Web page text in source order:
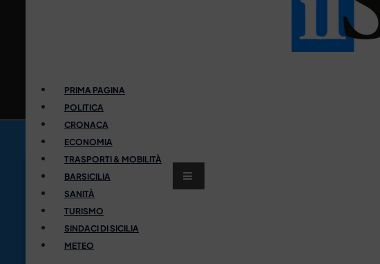
PRIMA PAGINA
POLITICA
CRONACA
ECONOMIA
TRASPORTI & MOBILITÀ
BARSICILIA
SANITÀ
TURISMO
SINDACI DI SICILIA
METEO